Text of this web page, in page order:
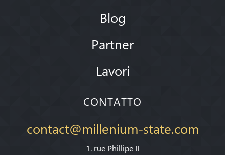
Blog
Partner
Lavori
CONTATTO
contact@millenium-state.com
1. rue Phillipe II